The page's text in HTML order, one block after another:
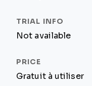
Not available
Gratuit à utiliser